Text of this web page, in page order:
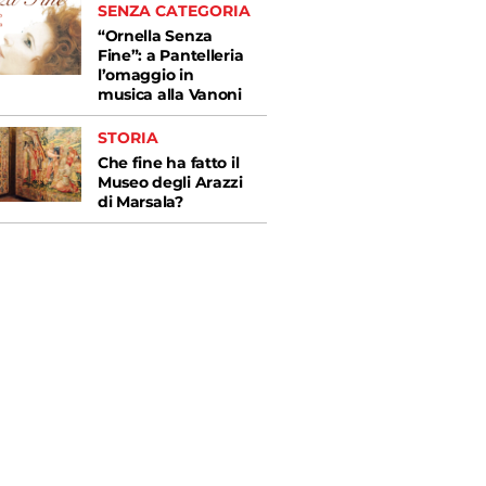
SENZA CATEGORIA
“Ornella Senza
Fine”: a Pantelleria
l’omaggio in
musica alla Vanoni
STORIA
Che fine ha fatto il
Museo degli Arazzi
di Marsala?